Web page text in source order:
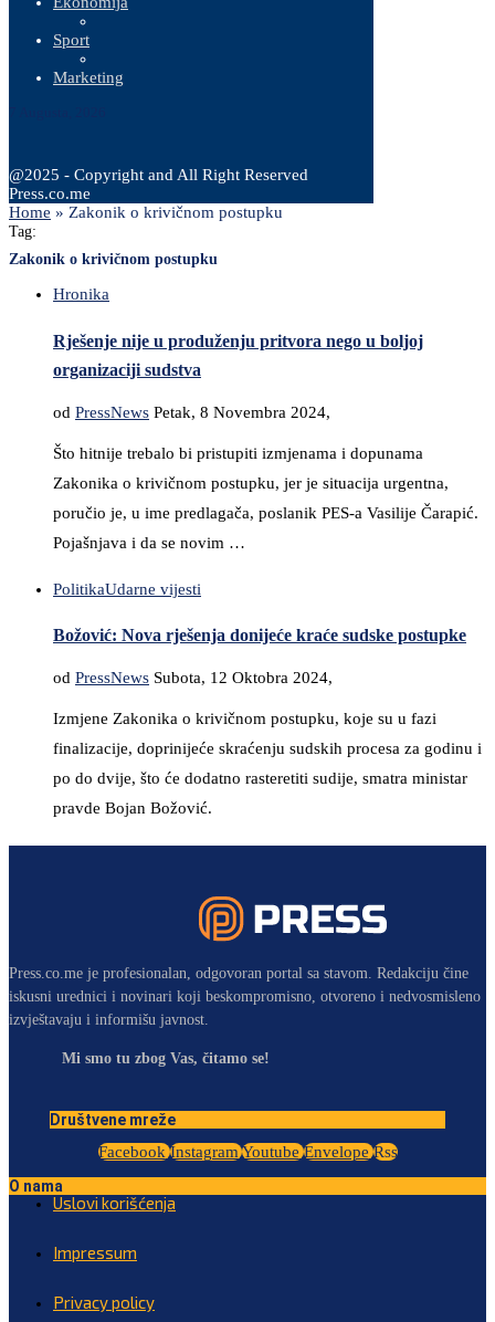
Sport
Marketing
@2025 - Copyright and All Right Reserved
Press.co.me
Home » Zakonik o krivičnom postupku
Tag:
Zakonik o krivičnom postupku
Hronika
Rješenje nije u produženju pritvora nego u boljoj
organizaciji sudstva
od PressNews Petak, 8 Novembra 2024,
Što hitnije trebalo bi pristupiti izmjenama i dopunama
Zakonika o krivičnom postupku, jer je situacija urgentna,
poručio je, u ime predlagača, poslanik PES-a Vasilije Čarapić.
Pojašnjava i da se novim …
PolitikaUdarne vijesti
Božović: Nova rješenja donijeće kraće sudske postupke
od PressNews Subota, 12 Oktobra 2024,
Izmjene Zakonika o krivičnom postupku, koje su u fazi
finalizacije, doprinijeće skraćenju sudskih procesa za godinu i
po do dvije, što će dodatno rasteretiti sudije, smatra ministar
pravde Bojan Božović.
Press.co.me je profesionalan, odgovoran portal sa stavom. Redakciju čine
iskusni urednici i novinari koji beskompromisno, otvoreno i nedvosmisleno
izvještavaju i informišu javnost.
Mi smo tu zbog Vas, čitamo se!
Društvene mreže
Facebook Instagram Youtube Envelope Rss
O nama
Uslovi korišćenja
Impressum
Privacy policy